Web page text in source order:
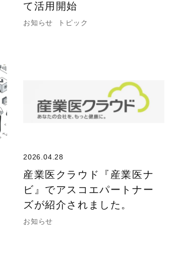
て活用開始
お知らせ トピック
2026.04.28
産業医クラウド『産業医ナ
ビ』でアスコエパートナー
ズが紹介されました。
お知らせ